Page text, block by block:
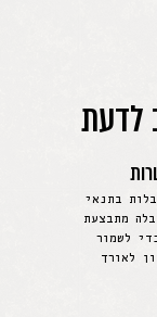
לדעת
בתנאי
מתבצעת
לשמור
לאורך